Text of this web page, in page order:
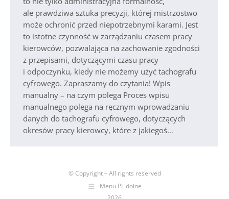
ale prawdziwa sztuka precyzji, której mistrzostwo
może ochronić przed niepotrzebnymi karami. Jest
to istotne czynność w zarządzaniu czasem pracy
kierowców, pozwalająca na zachowanie zgodności
z przepisami, dotyczącymi czasu pracy
i odpoczynku, kiedy nie możemy użyć tachografu
cyfrowego. Zapraszamy do czytania! Wpis
manualny – na czym polega Proces wpisu
manualnego polega na ręcznym wprowadzaniu
danych do tachografu cyfrowego, dotyczących
okresów pracy kierowcy, które z jakiegoś…
© Copyright – All rights reserved
Menu PL dolne